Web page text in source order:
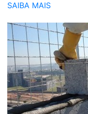
SAIBA MAIS